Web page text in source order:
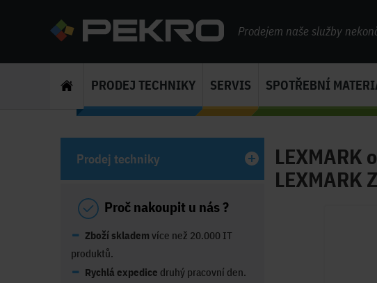
Prodejem naše služby
PRODEJ TECHNIKY SERVIS SPOTŘEBNÍ
LEXMARK
Prodej techniky
Proč nakoupit u nás ?
Zboží skladem více než 20.000 IT
produktů.
Rychlá expedice druhý pracovní den.